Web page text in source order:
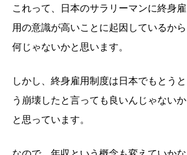
これって、日本のサラリーマンに終身雇
用の意識が高いことに起因しているから
何じゃないかと思います。
しかし、終身雇用制度は日本でもとうと
う崩壊したと言っても良いんじゃないか
と思っています。